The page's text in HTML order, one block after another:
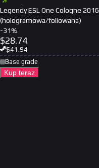
Legendy ESL One Cologne 2016
(hologramowa/foliowana)
-31%
$28.74
$41.94
Base grade
Kup teraz